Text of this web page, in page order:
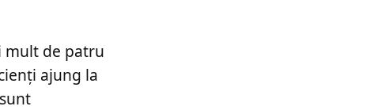
mult de patru
ajung la